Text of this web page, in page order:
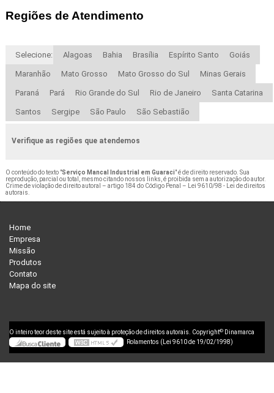
Regiões de Atendimento
Selecione: Alagoas Bahia Brasília Espírito Santo Goiás
Maranhão Mato Grosso Mato Grosso do Sul Minas Gerais
Paraná Pará Rio Grande do Sul Rio de Janeiro Santa Catarina
Santos Sergipe São Paulo São Sebastião
Verifique as regiões que atendemos
O conteúdo do texto "Serviço Mancal Industrial em Guaraci" é de direito reservado. Sua
reprodução, parcial ou total, mesmo citando nossos links, é proibida sem a autorização do autor.
Crime de violação de direito autoral – artigo 184 do Código Penal – Lei 9610/98 - Lei de direitos
autorais.
Home
Empresa
Missão
Produtos
Contato
Mapa do site
O inteiro teor deste site está sujeito à proteção de direitos autorais. Copyright© Dinamarca
Rolamentos (Lei 9610 de 19/02/1998)